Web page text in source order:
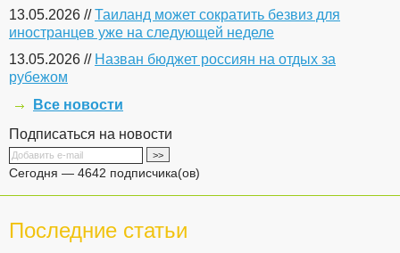
13.05.2026 //Таиланд может сократить безвиз для
иностранцев уже на следующей неделе
13.05.2026 // Назван бюджет россиян на отдых за
рубежом
Все новости
Подписаться на новости
Сегодня — 4642 подписчика(ов)
Последние статьи